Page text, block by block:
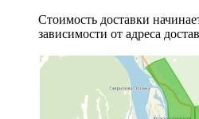
Стоимость доставки
зависимости от адреса